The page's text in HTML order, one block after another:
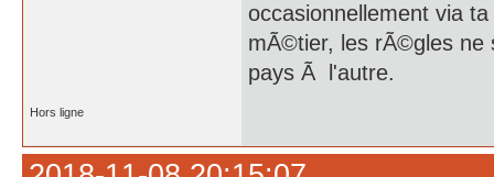
occasionnellement via
mÃ©tier, les rÃ©gles ne
pays Ã l'autre.
Hors ligne